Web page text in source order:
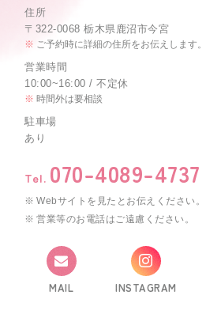
住所
〒322-0068 栃木県鹿沼市今宮
ご予約時に詳細の住所をお伝えします。
営業時間
10:00~16:00 / 不定休
時間外は要相談
駐車場
あり
Tel. 070-4089-4737
Webサイトを見たとお伝えください。
営業等のお電話はご遠慮ください。
MAIL INSTAGRAM